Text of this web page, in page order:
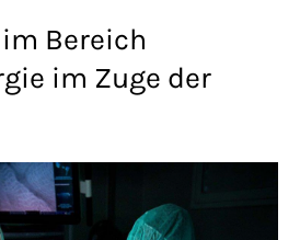
94102
Bereich
im Zuge der